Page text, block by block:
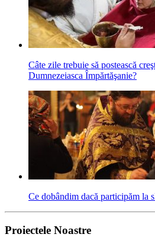
Câte zile trebuie să postească
Dumnezeiasca Împărtăşanie?
Ce dobândim dacă participăm la
Proiectele Noastre